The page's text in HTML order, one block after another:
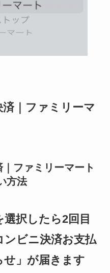
｜ファミリーマ
ファミリーマート
方法
択したら2回目
ンビニ決済お支払
せ」が届きます